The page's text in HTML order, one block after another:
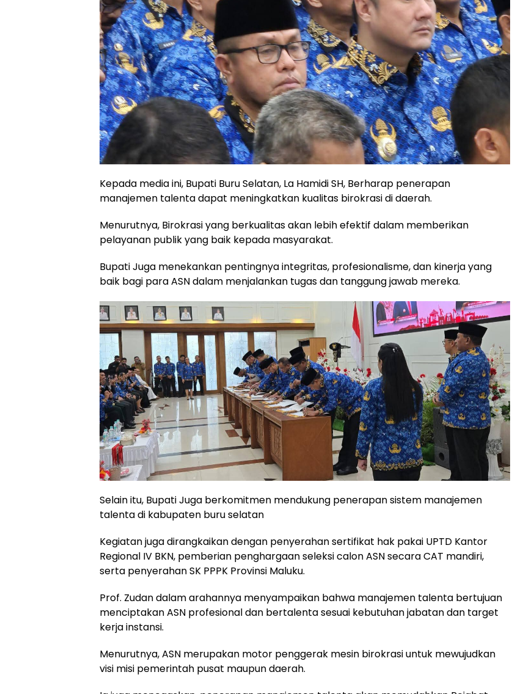
Kepada media ini, Bupati Buru Selatan, La Hamidi SH, Berharap penerapan
manajemen talenta dapat meningkatkan kualitas birokrasi di daerah.
Menurutnya, Birokrasi yang berkualitas akan lebih efektif dalam memberikan
pelayanan publik yang baik kepada masyarakat.
Bupati Juga menekankan pentingnya integritas, profesionalisme, dan kinerja yang
baik bagi para ASN dalam menjalankan tugas dan tanggung jawab mereka.
Selain itu, Bupati Juga berkomitmen mendukung penerapan sistem manajemen
talenta di kabupaten buru selatan
Kegiatan juga dirangkaikan dengan penyerahan sertifikat hak pakai UPTD Kantor
Regional IV BKN, pemberian penghargaan seleksi calon ASN secara CAT mandiri,
serta penyerahan SK PPPK Provinsi Maluku.
Prof. Zudan dalam arahannya menyampaikan bahwa manajemen talenta bertujuan
menciptakan ASN profesional dan bertalenta sesuai kebutuhan jabatan dan target
kerja instansi.
Menurutnya, ASN merupakan motor penggerak mesin birokrasi untuk mewujudkan
visi misi pemerintah pusat maupun daerah.